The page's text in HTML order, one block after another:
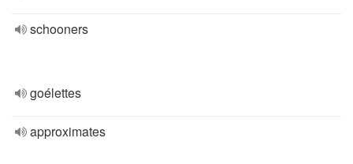
schooners
goélettes
approximates